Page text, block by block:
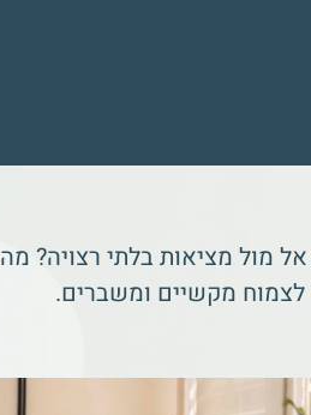
מול מציאות בלתי רצויה? מה
לצמוח מקשיים ומשברים.